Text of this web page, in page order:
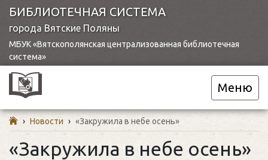
БИБЛИОТЕЧНАЯ СИСТЕМА
города Вятские Поляны
МБУК «Вятскополянская централизованная библиотечная
система»
Меню
› Новости › «Закружила в небе осень»
«Закружила в небе осень»